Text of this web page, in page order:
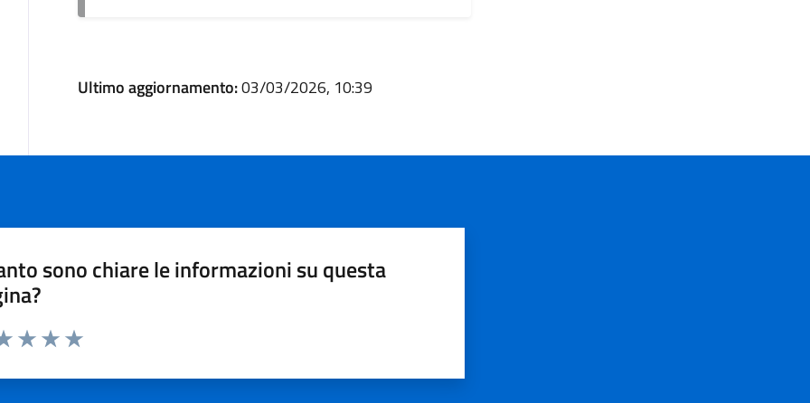
Ultimo aggiornamento:03/03/2026, 10:39
sono chiare le informazioni su questa